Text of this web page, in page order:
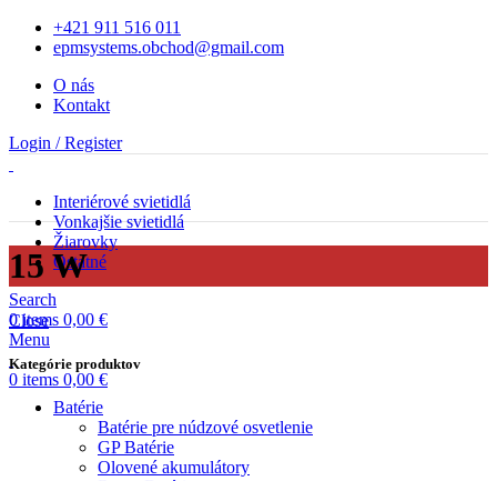
+421 911 516 011
epmsystems.obchod@gmail.com
O nás
Kontakt
Login / Register
Interiérové svietidlá
Vonkajšie svietidlá
Žiarovky
Ostatné
Search
0items 0,00 €
Menu
0 items 0,00 €
15 W
Close
Kategórie produktov
Batérie
Batérie pre núdzové osvetlenie
GP Batérie
Olovené akumulátory